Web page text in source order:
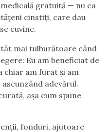
gratuită — nu ca
cinstiți, care dau
cuvine.
mai tulburătoare când
Eu am beneficiat de
chiar am furat și am
adevărul.
așa cum spune
fonduri, ajutoare